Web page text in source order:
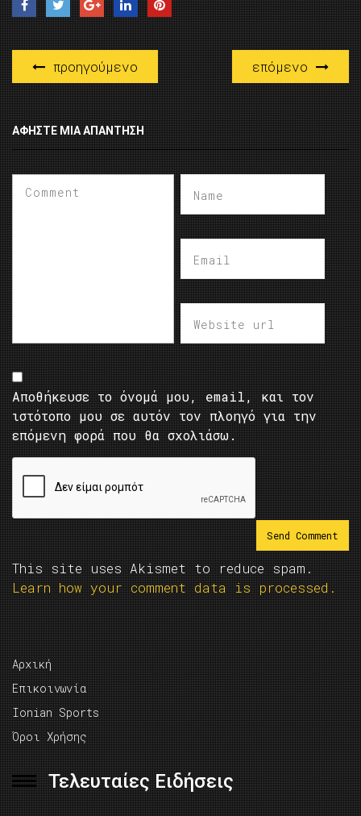
προηγούμενο επόμενο
ΑΦΉΣΤΕ ΜΙΑ ΑΠΆΝΤΗΣΗ
Αποθήκευσε το όνομά μου, email, και τον
ιστότοπο μου σε αυτόν τον πλοηγό για την
επόμενη φορά που θα σχολιάσω.
This site uses Akismet to reduce spam.
Learn how your comment data is processed.
Αρχική
Επικοινωνία
Ionian Sports
Όροι Χρήσης
Τελευταίες Ειδήσεις